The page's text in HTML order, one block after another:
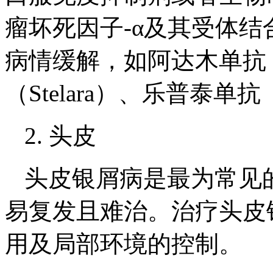
瘤坏死因子-α及其受体
病情缓解，如阿达木单
（Stelara）、乐普泰单
2. 头皮
头皮银屑病是最为常
易复发且难治。治疗头
用及局部环境的控制。